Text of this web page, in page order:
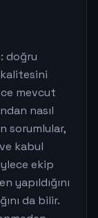
doğru
mevcut
nasıl
sorumlular,
kabul
ekip
yapıldığını
da bilir.